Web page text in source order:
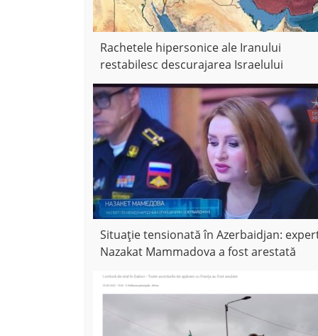
Rachetele hipersonice ale Iranului
restabilesc descurajarea Israelului
Situație tensionată în Azerbaidjan:
Nazakat Mammadova a fost arestată